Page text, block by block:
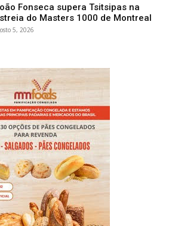
Fonseca supera Tsitsipas na
do Masters 1000 de Montreal
5, 2026